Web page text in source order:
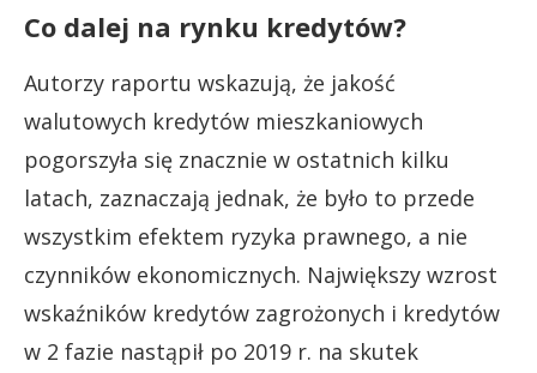
Co dalej na rynku kredytów?
Autorzy raportu wskazują, że jakość
walutowych kredytów mieszkaniowych
pogorszyła się znacznie w ostatnich kilku
latach, zaznaczają jednak, że było to przede
wszystkim efektem ryzyka prawnego, a nie
czynników ekonomicznych. Największy wzrost
wskaźników kredytów zagrożonych i kredytów
w 2 fazie nastąpił po 2019 r. na skutek